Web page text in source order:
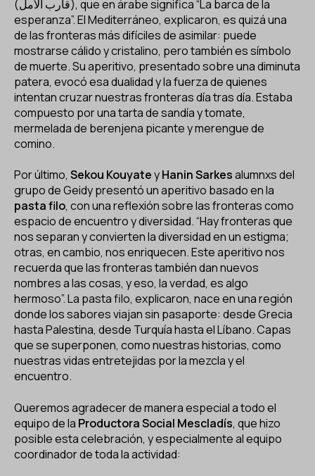
(قارب الأمل), que en árabe significa “La barca de la
esperanza”. El Mediterráneo, explicaron, es quizá una
de las fronteras más difíciles de asimilar: puede
mostrarse cálido y cristalino, pero también es símbolo
de muerte. Su aperitivo, presentado sobre una diminuta
patera, evocó esa dualidad y la fuerza de quienes
intentan cruzar nuestras fronteras día tras día. Estaba
compuesto por una tarta de sandía y tomate,
mermelada de berenjena picante y merengue de
comino.
Por último, Sekou KouyateyHanin Sarkesalumnxs del
grupo de Geidypresentó un aperitivo basado en la
pasta filo, con una reflexión sobre las fronteras como
espacio de encuentro y diversidad. “Hay fronteras que
nos separan y convierten la diversidad en un estigma;
otras, en cambio, nos enriquecen. Este aperitivo nos
recuerda que las fronteras también dan nuevos
nombres a las cosas, y eso, la verdad, es algo
hermoso”. La pasta filo, explicaron, nace en una región
donde los sabores viajan sin pasaporte: desde Grecia
hasta Palestina, desde Turquía hasta el Líbano. Capas
que se superponen, como nuestras historias, como
nuestras vidas entretejidas por la mezcla y el
encuentro.
Queremos agradecer de manera especial a todo el
equipo de la Productora Social Mescladís, que hizo
posible esta celebración, y especialmente al equipo
coordinador de toda la actividad: